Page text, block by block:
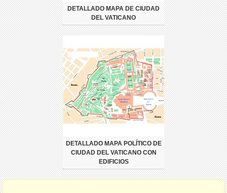
DETALLADO MAPA DE CIUDAD
DEL VATICANO
DETALLADO MAPA POLÍTICO DE
CIUDAD DEL VATICANO CON
EDIFICIOS